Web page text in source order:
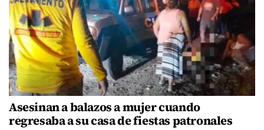
Asesinan a balazos a mujer cuando
regresaba a su casa de fiestas patronales